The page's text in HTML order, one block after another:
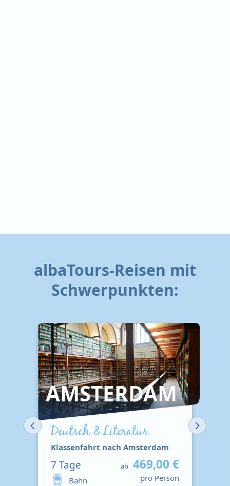
albaTours-Reisen mit
Schwerpunkten:
AMSTERDAM
Deutsch & Literatur
Klassenfahrt nach Amsterdam
7 Tage
Bahn
ab 469,00 €
pro Person